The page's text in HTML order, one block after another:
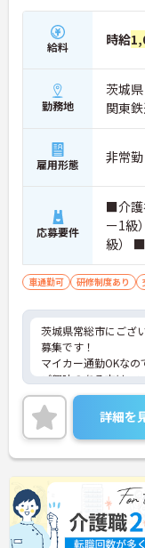
給料 時給
勤務地
茨城
関東
雇用形態 非常
応募要件
■介護
ー1級
級）
験、
車通勤可 研修制度あり
茨城県常総市にござ
募集です！
マイカー通勤OKな
ご興味のある方は、
せください。
詳細を